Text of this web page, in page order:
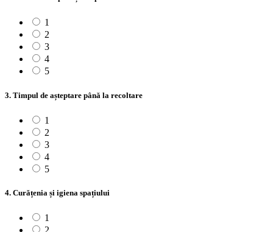
1
2
3
4
5
3. Timpul de așteptare până la recoltare
1
2
3
4
5
4. Curățenia și igiena spațiului
1